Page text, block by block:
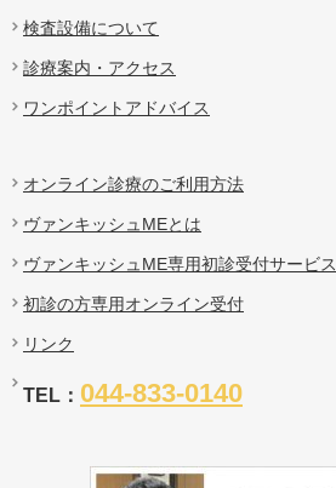
検査設備について
診療案内・アクセス
ワンポイントアドバイス
オンライン診療のご利用方法
ヴァンキッシュMEとは
ヴァンキッシュME専用初診受付サービス
初診の方専用オンライン受付
リンク
TEL： 044-833-0140